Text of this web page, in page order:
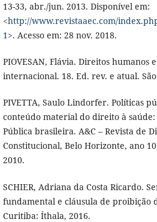
13-33, abr./jun. 2013. Disponível em:
<http://www.revistaaec.com/
1>. Acesso em: 28 nov. 2018.
PIOVESAN, Flávia. Direitos humanos
internacional. 18. Ed. rev. e atual.
PIVETTA, Saulo Lindorfer. Políticas
conteúdo material do direito à
Pública brasileira. A&C – Revista de
Constitucional, Belo Horizonte, ano
2010.
SCHIER, Adriana da Costa Ricardo.
fundamental e cláusula de proibição
Curitiba: Íthala, 2016.